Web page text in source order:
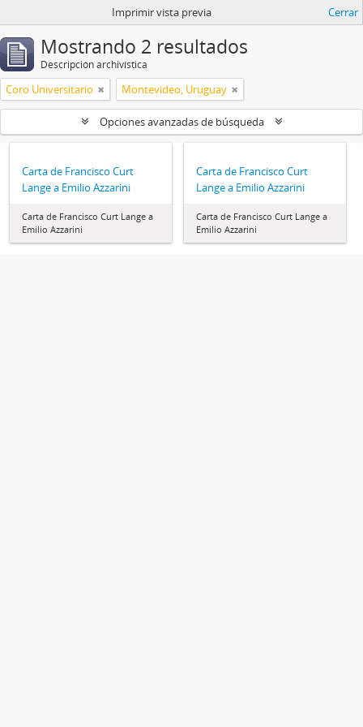
Imprimir vista previa Cerrar
Mostrando 2 resultados
Descripción archivística
Coro Universitario Montevideo, Uruguay
Opciones avanzadas de búsqueda
Carta de Francisco Curt
Lange a Emilio Azzarini
Carta de Francisco Curt Lange a
Emilio Azzarini
Carta de Francisco Curt
Lange a Emilio Azzarini
Carta de Francisco Curt Lange a
Emilio Azzarini